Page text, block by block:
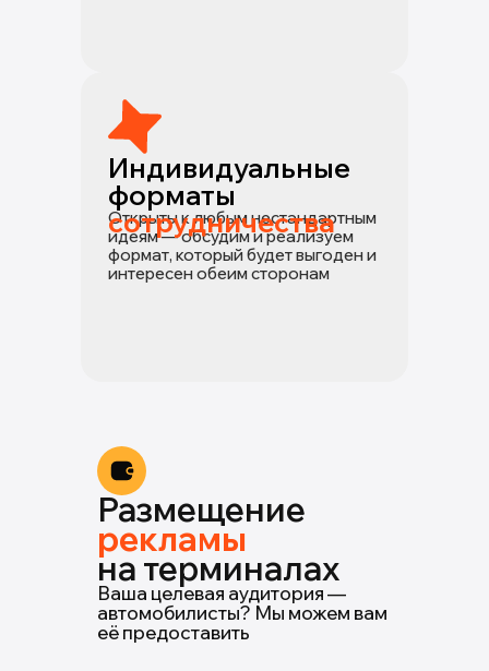
Индивидуальные
форматы
сотрудничества
Открыты к любым нестандартным
идеям — обсудим и реализуем
формат, который будет выгоден и
интересен обеим сторонам
Размещение
рекламы
на терминалах
Ваша целевая аудитория —
автомобилисты? Мы можем вам
её предоставить